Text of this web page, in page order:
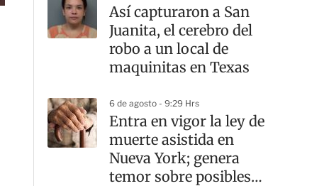
Así capturaron a San
Juanita, el cerebro del
robo a un local de
maquinitas en Texas
6 de agosto - 9:29 Hrs
Entra en vigor la ley de
muerte asistida en
Nueva York; genera
temor sobre posibles